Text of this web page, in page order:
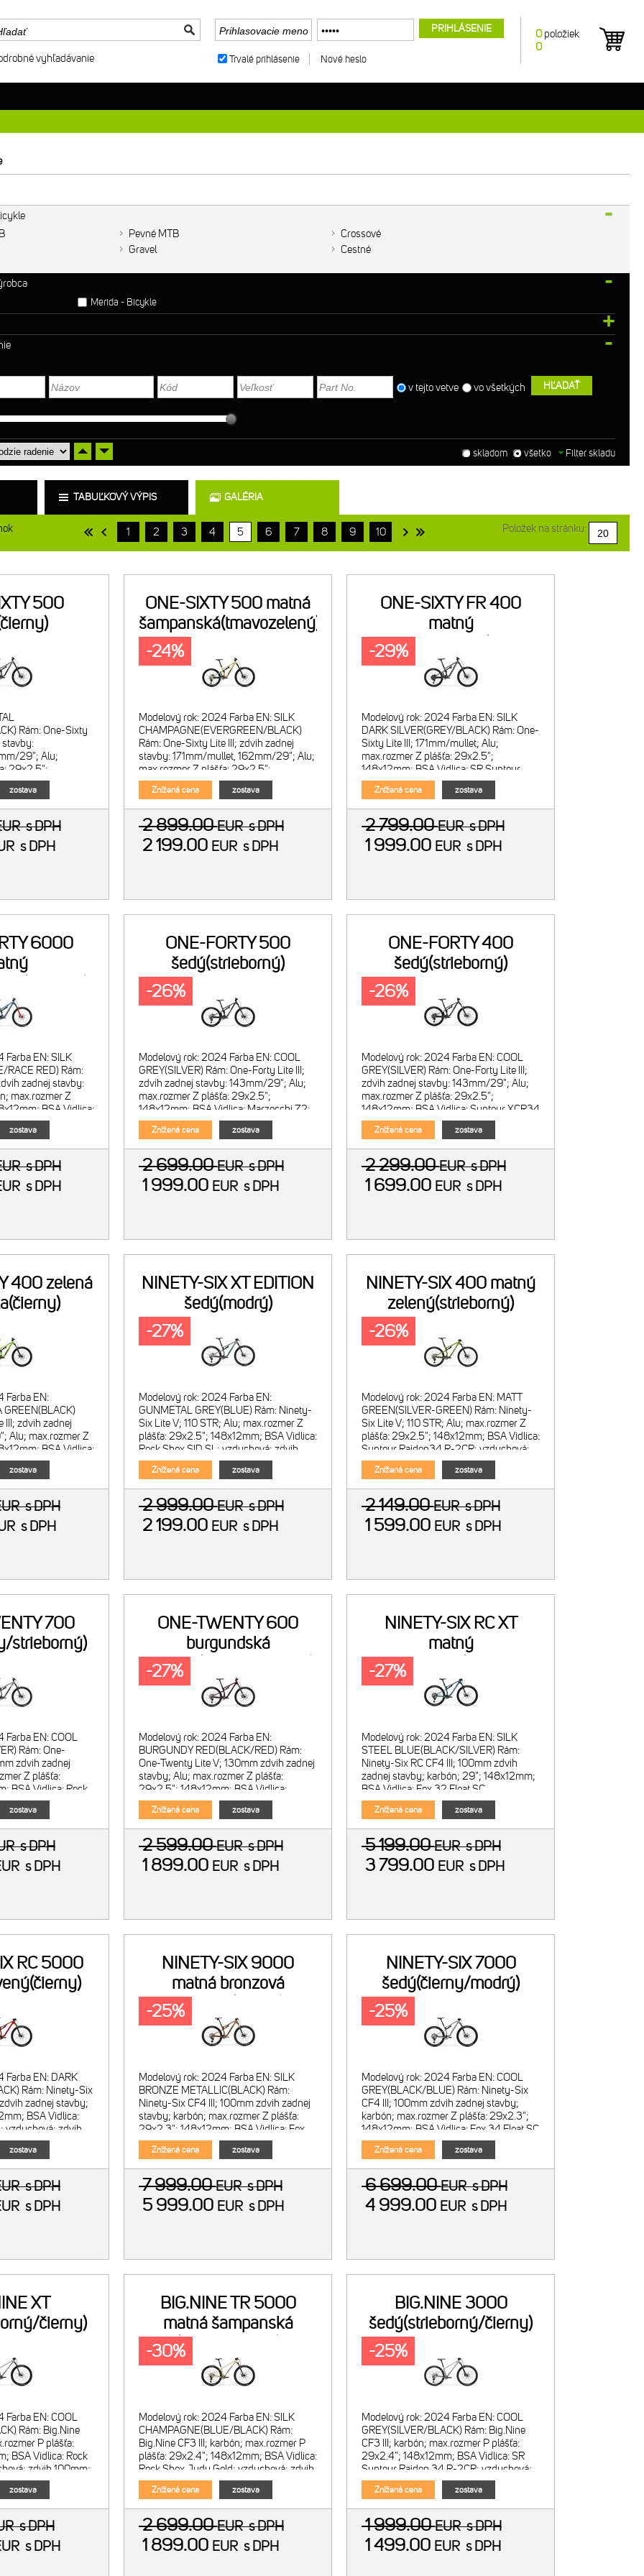
Pevné MTB
Crossové
Gravel
Cestné
Merida - Bicykle
v tejto vetve
vo všetkých HĽADAŤ
Filter skladu
skladom všetko
TABUĽKOVÝ VÝPIS GALÉRIA
Položek na stránku:
1 2 3 4 5 6 7 8 9 10
500
Rám: One-Sixty
stavby:
29"; Alu;
29x2.5";
Rock Shox
zdvih 170mm;
zostava
s DPH
s DPH
ONE-SIXTY 500 matná
šampanská(tmavozelený)
Modelový rok: 2024 Farba EN: SILK
CHAMPAGNE(EVERGREEN/BLACK)
Rám: One-Sixty Lite III; zdvih zadnej
stavby: 171mm/mullet, 162mm/29"; Alu;
max.rozmer Z plášťa: 29x2.5";
148x12mm; BSA Vidlica: Rock Shox
Domain R
Znížená cena zostava
-24%
2 899.00EURs DPH
2 199.00 EUR s DPH
ONE-SIXTY FR 400
matný
tmavostrieborný(šedý/
čierny)
Modelový rok: 2024 Farba EN: SILK
DARK SILVER(GREY/BLACK) Rám: One-
Sixty Lite III; 171mm/mullet; Alu;
max.rozmer Z plášťa: 29x2.5";
148x12mm; BSA Vidlica: SR Suntour
Durolux 38 RC; vzduchová; zdvih
180mm; kón
Znížená cena zostava
-29%
2 799.00EURs DPH
1 999.00 EUR s DPH
6000
Farba EN: SILK
RACE RED) Rám:
zadnej stavby:
max.rozmer Z
BSA Vidlica:
zdvih
zostava
s DPH
s DPH
ONE-FORTY 500
šedý(strieborný)
Modelový rok: 2024 Farba EN: COOL
GREY(SILVER) Rám: One-Forty Lite III;
zdvih zadnej stavby: 143mm/29"; Alu;
max.rozmer Z plášťa: 29x2.5";
148x12mm; BSA Vidlica: Marzocchi Z2;
vzduchová; zdvih 150mm; kónický
Znížená cena zostava
-26%
2 699.00EURs DPH
1 999.00 EUR s DPH
ONE-FORTY 400
šedý(strieborný)
Modelový rok: 2024 Farba EN: COOL
GREY(SILVER) Rám: One-Forty Lite III;
zdvih zadnej stavby: 143mm/29"; Alu;
max.rozmer Z plášťa: 29x2.5";
148x12mm; BSA Vidlica: Suntour XCR34
2CR DS; vzduchová; 140mm; kónick
Znížená cena zostava
-26%
2 299.00EURs DPH
1 699.00 EUR s DPH
400 zelená
Farba EN:
GREEN(BLACK)
III; zdvih zadnej
Alu; max.rozmer Z
BSA Vidlica:
DS; vzduchová; 14
zostava
s DPH
s DPH
NINETY-SIX XT EDITION
šedý(modrý)
Modelový rok: 2024 Farba EN:
GUNMETAL GREY(BLUE) Rám: Ninety-
Six Lite V; 110 STR; Alu; max.rozmer Z
plášťa: 29x2.5"; 148x12mm; BSA Vidlica:
Rock Shox SID SL; vzduchová; zdvih
110mm; kónický krk; 2-polohové di
Znížená cena zostava
-27%
2 999.00EURs DPH
2 199.00 EUR s DPH
NINETY-SIX 400 matný
zelený(strieborný)
Modelový rok: 2024 Farba EN: MATT
GREEN(SILVER-GREEN) Rám: Ninety-
Six Lite V; 110 STR; Alu; max.rozmer Z
plášťa: 29x2.5"; 148x12mm; BSA Vidlica:
Suntour Raidon34 R-2CR; vzduchová;
zdvih 120mm; kónický krk; di
Znížená cena zostava
-26%
2 149.00EURs DPH
1 599.00 EUR s DPH
700
strieborný)
EN: COOL
Rám: One-
zdvih zadnej
Z plášťa:
BSA Vidlica: Rock
zdvih
zostava
s DPH
s DPH
ONE-TWENTY 600
burgundská
červená(čierny/červený)
Modelový rok: 2024 Farba EN:
BURGUNDY RED(BLACK/RED) Rám:
One-Twenty Lite V; 130mm zdvih zadnej
stavby; Alu; max.rozmer Z plášťa:
29x2.5"; 148x12mm; BSA Vidlica:
Marzocchi Z2; vzduchová; zdvih
130mm; kónický
Znížená cena zostava
-27%
2 599.00EURs DPH
1 899.00 EUR s DPH
NINETY-SIX RC XT
matný
oceľovomodrý(čierny/strieborný)
Modelový rok: 2024 Farba EN: SILK
STEEL BLUE(BLACK/SILVER) Rám:
Ninety-Six RC CF4 III; 100mm zdvih
zadnej stavby; karbón; 29"; 148x12mm;
BSA Vidlica: Fox 32 Float SC
Performance; vzduchová; zdvih 100mm;
kónic
Znížená cena zostava
-27%
5 199.00EURs DPH
3 799.00 EUR s DPH
RC 5000
Farba EN: DARK
Rám: Ninety-Six
zadnej stavby;
BSA Vidlica:
vzduchová; zdvih
diaľkové
zostava
s DPH
s DPH
NINETY-SIX 9000
matná bronzová
metalíza(čierny)
Modelový rok: 2024 Farba EN: SILK
BRONZE METALLIC(BLACK) Rám:
Ninety-Six CF4 III; 100mm zdvih zadnej
stavby; karbón; max.rozmer Z plášťa:
29x2.3"; 148x12mm; BSA Vidlica: Fox
34 Float SC Factory; vzduchová; zd
Znížená cena zostava
-25%
7 999.00EURs DPH
5 999.00 EUR s DPH
NINETY-SIX 7000
šedý(čierny/modrý)
Modelový rok: 2024 Farba EN: COOL
GREY(BLACK/BLUE) Rám: Ninety-Six
CF4 III; 100mm zdvih zadnej stavby;
karbón; max.rozmer Z plášťa: 29x2.3";
148x12mm; BSA Vidlica: Fox 34 Float SC
Performance Elite; vzduchová
Znížená cena zostava
-25%
6 699.00EURs DPH
4 999.00 EUR s DPH
XT
čierny)
EN: COOL
Rám: Big.Nine
P plášťa:
BSA Vidlica: Rock
zdvih 100mm;
diaľk
zostava
s DPH
s DPH
BIG.NINE TR 5000
matná šampanská
(modrý/čierny)
Modelový rok: 2024 Farba EN: SILK
CHAMPAGNE(BLUE/BLACK) Rám:
Big.Nine CF3 III; karbón; max.rozmer P
plášťa: 29x2.4"; 148x12mm; BSA Vidlica:
Rock Shox Judy Gold; vzduchová; zdvih
120mm; kónický krk; diaľkové o
Znížená cena zostava
-30%
2 699.00EURs DPH
1 899.00 EUR s DPH
BIG.NINE 3000
šedý(strieborný/čierny)
Modelový rok: 2024 Farba EN: COOL
GREY(SILVER/BLACK) Rám: Big.Nine
CF3 III; karbón; max.rozmer P plášťa:
29x2.4"; 148x12mm; BSA Vidlica: SR
Suntour Raidon 34 R-2CR; vzduchová;
zdvih 100mm; kónický krk; diaľko
Znížená cena zostava
-25%
1 999.00EURs DPH
1 499.00 EUR s DPH
vyhľadávanie
0 položiek
0
PRIHLÁSENIE
Trvalé prihlásenie Nové heslo